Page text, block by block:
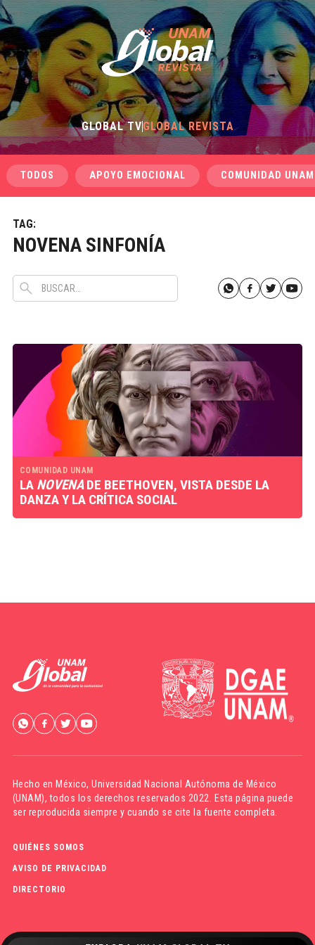
GLOBAL TVGLOBAL REVISTA
TODOS APOYO EMOCIONAL COMUNIDAD UNAM
TAG:
NOVENA SINFONÍA
COMUNIDAD UNAM
LA NOVENADE BEETHOVEN, VISTA DESDE LA
DANZA Y LA CRÍTICA SOCIAL
Hecho en México,Universidad Nacional Autónoma de México
(UNAM), todos los derechos reservados 2022. Esta página puede
ser reproducida siempre y cuando se cite la fuente completa.
QUIÉNES SOMOS
AVISO DE PRIVACIDAD
DIRECTORIO